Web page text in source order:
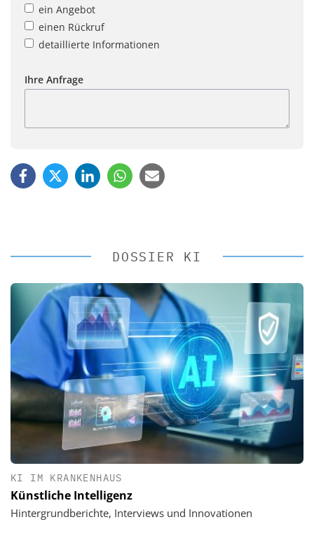
ein Angebot
einen Rückruf
detaillierte Informationen
Ihre Anfrage
DOSSIER KI
KI IM KRANKENHAUS
Künstliche Intelligenz
Hintergrundberichte, Interviews und Innovationen